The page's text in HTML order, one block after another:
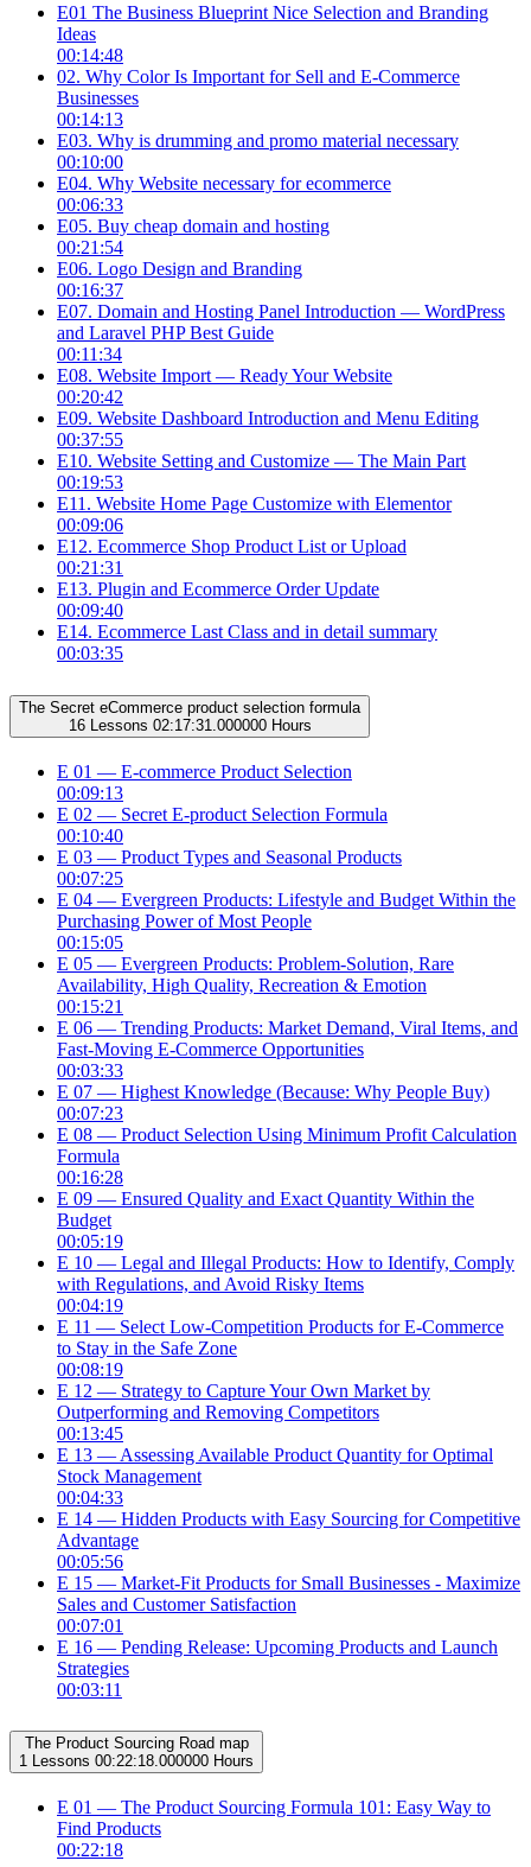
E01 The Business Blueprint Nice Selection and Branding
Ideas
00:14:48
02. Why Color Is Important for Sell and E-Commerce
Businesses
00:14:13
E03. Why is drumming and promo material necessary
00:10:00
E04. Why Website necessary for ecommerce
00:06:33
E05. Buy cheap domain and hosting
00:21:54
E06. Logo Design and Branding
00:16:37
E07. Domain and Hosting Panel Introduction — WordPress
and Laravel PHP Best Guide
00:11:34
E08. Website Import — Ready Your Website
00:20:42
E09. Website Dashboard Introduction and Menu Editing
00:37:55
E10. Website Setting and Customize — The Main Part
00:19:53
E11. Website Home Page Customize with Elementor
00:09:06
E12. Ecommerce Shop Product List or Upload
00:21:31
E13. Plugin and Ecommerce Order Update
00:09:40
E14. Ecommerce Last Class and in detail summary
00:03:35
The Secret eCommerce product selection formula
16 Lessons 02:17:31.000000 Hours
E 01 — E-commerce Product Selection
00:09:13
E 02 — Secret E-product Selection Formula
00:10:40
E 03 — Product Types and Seasonal Products
00:07:25
E 04 — Evergreen Products: Lifestyle and Budget Within the
Purchasing Power of Most People
00:15:05
E 05 — Evergreen Products: Problem-Solution, Rare
Availability, High Quality, Recreation & Emotion
00:15:21
E 06 — Trending Products: Market Demand, Viral Items, and
Fast-Moving E-Commerce Opportunities
00:03:33
E 07 — Highest Knowledge (Because: Why People Buy)
00:07:23
E 08 — Product Selection Using Minimum Profit Calculation
Formula
00:16:28
E 09 — Ensured Quality and Exact Quantity Within the
Budget
00:05:19
E 10 — Legal and Illegal Products: How to Identify, Comply
with Regulations, and Avoid Risky Items
00:04:19
E 11 — Select Low-Competition Products for E-Commerce
to Stay in the Safe Zone
00:08:19
E 12 — Strategy to Capture Your Own Market by
Outperforming and Removing Competitors
00:13:45
E 13 — Assessing Available Product Quantity for Optimal
Stock Management
00:04:33
E 14 — Hidden Products with Easy Sourcing for Competitive
Advantage
00:05:56
E 15 — Market-Fit Products for Small Businesses - Maximize
Sales and Customer Satisfaction
00:07:01
E 16 — Pending Release: Upcoming Products and Launch
Strategies
00:03:11
The Product Sourcing Road map
1 Lessons 00:22:18.000000 Hours
E 01 — The Product Sourcing Formula 101: Easy Way to
Find Products
00:22:18